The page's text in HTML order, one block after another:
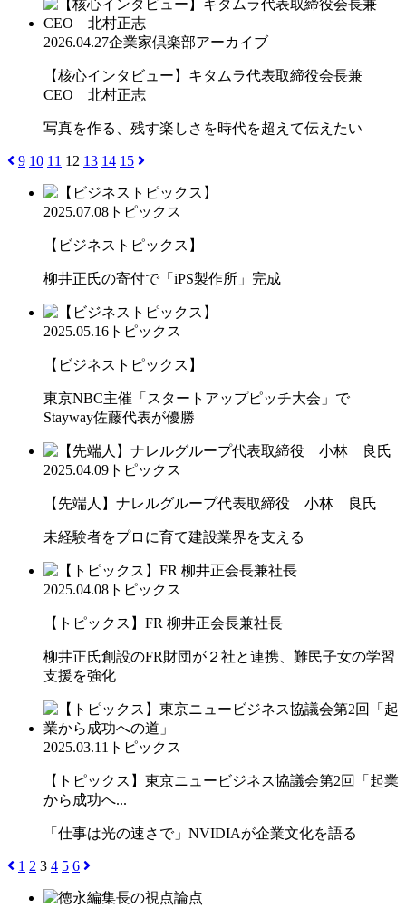
2026.04.27企業家倶楽部アーカイブ
【核心インタビュー】キタムラ代表取締役会長兼
CEO 北村正志
写真を作る、残す楽しさを時代を超えて伝えたい
9 10 11 12 13 14 15
2025.07.08 トピックス
【ビジネストピックス】
柳井正氏の寄付で「iPS製作所」完成
2025.05.16 トピックス
【ビジネストピックス】
東京NBC主催「スタートアップピッチ大会」で
Stayway佐藤代表が優勝
2025.04.09 トピックス
【先端人】ナレルグループ代表取締役 小林 良氏
未経験者をプロに育て建設業界を支える
2025.04.08 トピックス
【トピックス】FR 柳井正会長兼社長
柳井正氏創設のFR財団が２社と連携、難民子女の学習
支援を強化
2025.03.11 トピックス
【トピックス】東京ニュービジネス協議会第2回「起業
から成功へ...
「仕事は光の速さで」NVIDIAが企業文化を語る
1 2 3 4 5 6